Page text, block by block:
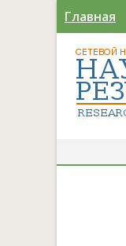
Главная